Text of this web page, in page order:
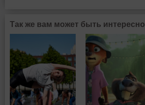
Так же вам может быть интересно